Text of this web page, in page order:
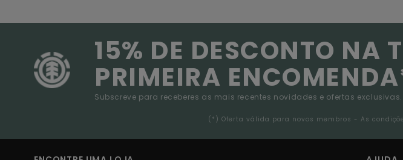
15% DE DESCONTO NA
PRIMEIRA
Subscreve para receberes as mais recentes novidades e ofertas exclusivas.
(*) Oferta válida para novos membros - As